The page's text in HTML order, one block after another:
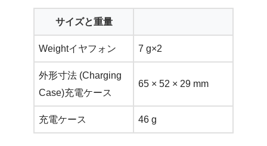
サイズと重量
Weightイヤフォン 7 g×2
外形寸法 (Charging
Case)充電ケース
65 × 52 × 29 mm
充電ケース 46 g